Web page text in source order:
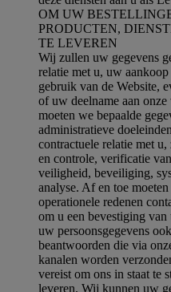
OM UW
PRODUCTEN,
TE LEVEREN
Wij zullen uw gegevens
relatie met u, uw
gebruik van de Website,
of uw deelname aan
moeten we bepaalde
administratieve
contractuele relatie met
en controle, verificatie
veiligheid, beveiliging,
analyse. Af en toe
operationele redenen
om u een bevestiging
uw persoonsgegevens
beantwoorden die via
kanalen worden
vereist om ons in staat te
leveren. Wij kunnen uw